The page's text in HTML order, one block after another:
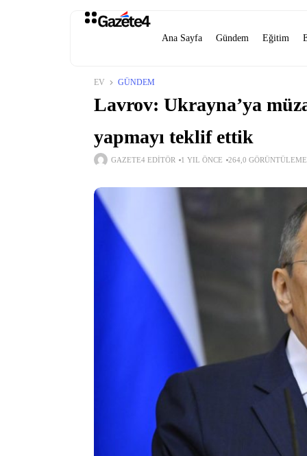
Ana Sayfa Gündem Eğitim
EV GÜNDEM
Lavrov: Ukrayna’ya
yapmayı teklif ettik
GAZETE4 EDITÖR 1 YIL ÖNCE 264,0 GÖRÜNTÜLEME